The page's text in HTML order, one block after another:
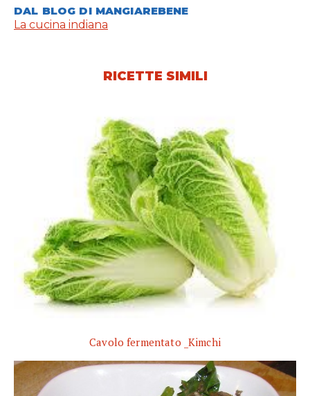
DAL BLOG DI MANGIAREBENE
La cucina indiana
RICETTE SIMILI
Cavolo fermentato _Kimchi